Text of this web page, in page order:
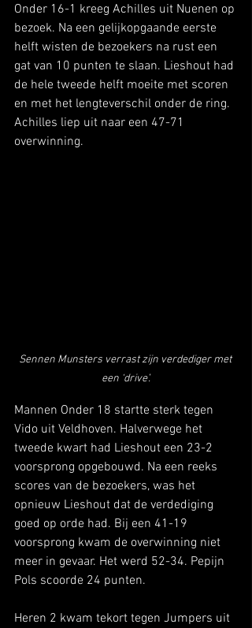
Onder 16-1 kreeg Achilles uit Nuenen op
bezoek. Na een gelijkopgaande eerste
helft wisten de bezoekers na rust een
gat van 10 punten te slaan. Lieshout had
de hele tweede helft moeite met scoren
en met het lengteverschil onder de ring.
Achilles liep uit naar een 47-71
overwinning.
Sennen Munsters verrast zijn verdediger met
een ‘drive’.
Mannen Onder 18 startte sterk tegen
Vido uit Veldhoven. Halverwege het
tweede kwart had Lieshout een 23-2
voorsprong opgebouwd. Na een reeks
scores van de bezoekers, was het
opnieuw Lieshout dat de verdediging
goed op orde had. Bij een 41-19
voorsprong kwam de overwinning niet
meer in gevaar. Het werd 52-34. Pepijn
Pols scoorde 24 punten.
Heren 2 kwam tekort tegen Jumpers uit